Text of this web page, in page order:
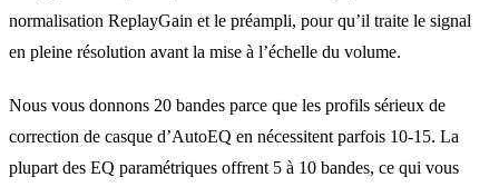
normalisation ReplayGain et le préampli, pour qu’il traite le signal
en pleine résolution avant la mise à l’échelle du volume.
Nous vous donnons 20 bandes parce que les profils sérieux de
correction de casque d’AutoEQ en nécessitent parfois 10-15. La
plupart des EQ paramétriques offrent 5 à 10 bandes, ce qui vous